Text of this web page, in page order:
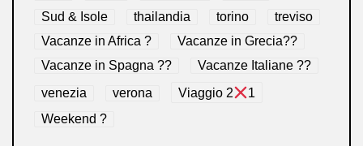
Sud & Isole
thailandia torino
treviso
Vacanze in Africa ?
Vacanze in Grecia??
Vacanze in Spagna ??
Vacanze Italiane ??
venezia verona Viaggio 2
1
Weekend ?